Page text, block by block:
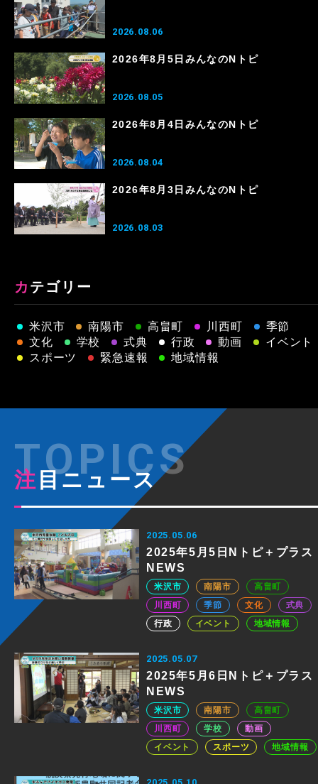
2026.08.06
2026年8月5日みんなのNトピ
2026.08.05
2026年8月4日みんなのNトピ
2026.08.04
2026年8月3日みんなのNトピ
2026.08.03
カテゴリー
米沢市 南陽市 高畠町 川西町
季節
文化
学校 式典 行政 動画
イベント
スポーツ
緊急速報 地域情報
注目ニュース
2025.05.06
2025年5月5日Nトピ＋プラス
NEWS
米沢市 南陽市
高畠町
川西町
季節 文化
式典
行政
イベント 地域情報
2025.05.07
2025年5月6日Nトピ＋プラス
NEWS
米沢市 南陽市
高畠町
川西町
学校
動画
イベント
スポーツ 地域情報